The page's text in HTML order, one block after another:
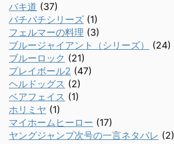
バキ道 (37)
バチバチシリーズ (1)
フェルマーの料理 (3)
ブルージャイアント（シリーズ）
(24)
ブルーロック (21)
プレイボール2 (47)
ヘルドッグス (2)
ベアフェイス (1)
ホリミヤ (1)
マイホームヒーロー (17)
ヤングジャンプ次号の一言ネタバレ (2)